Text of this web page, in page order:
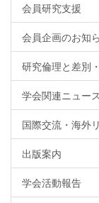
会員研究支援
会員企画のお知
研究倫理と差別
学会関連ニュース
国際交流・海外
出版案内
学会活動報告